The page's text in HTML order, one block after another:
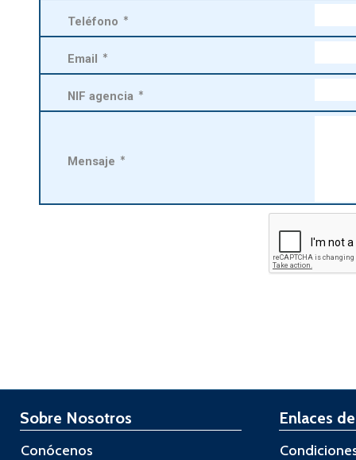
Teléfono *
Email *
NIF agencia *
Mensaje *
Sobre Nosotros
Conócenos
Enlaces